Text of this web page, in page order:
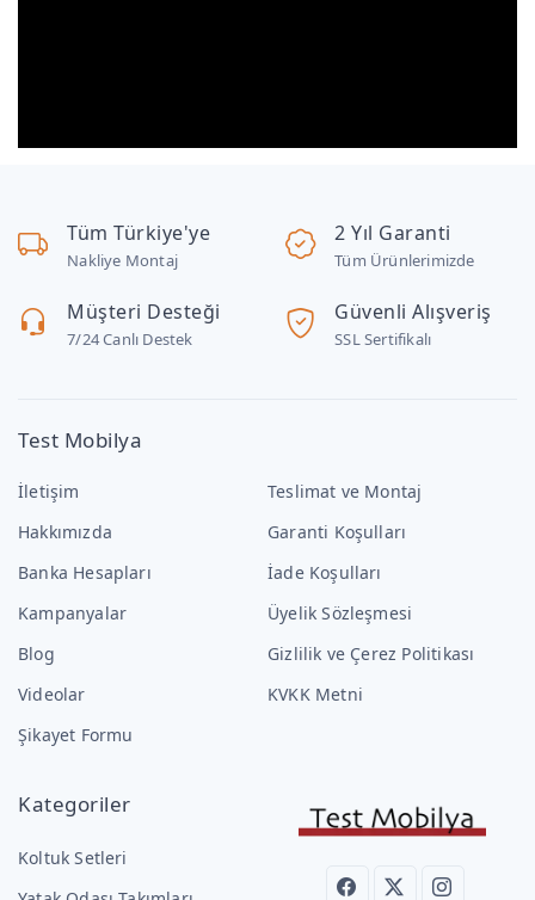
Tüm Türkiye'ye
Nakliye Montaj
2 Yıl Garanti
Tüm Ürünlerimizde
Müşteri Desteği
7/24 Canlı Destek
Güvenli Alışveriş
SSL Sertifikalı
Test Mobilya
İletişim
Hakkımızda
Banka Hesapları
Kampanyalar
Blog
Videolar
Şikayet Formu
Teslimat ve Montaj
Garanti Koşulları
İade Koşulları
Üyelik Sözleşmesi
Gizlilik ve Çerez Politikası
KVKK Metni
Kategoriler
Koltuk Setleri